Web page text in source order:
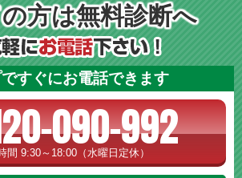
方は無料診断へ
すぐにお電話できます
090-992
間 9:30～18:00（水曜日定休）